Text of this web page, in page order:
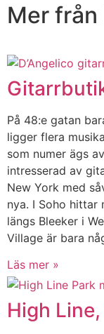
Mer från
På 48:e gatan
ligger flera
som numer ägs
intresserad av
New York med
nya. I Soho hittar
längs Bleeker i
Village är bara
Läs mer »
High